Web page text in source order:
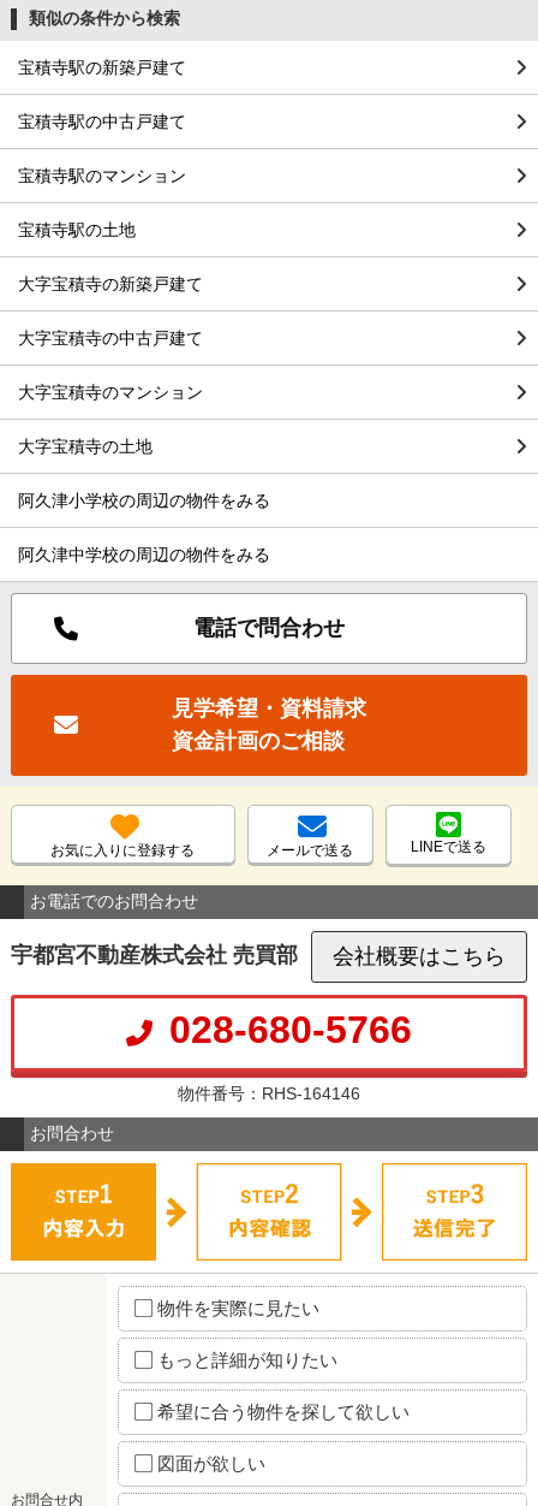
類似の条件から検索
宝積寺駅の新築戸建て
宝積寺駅の中古戸建て
宝積寺駅のマンション
宝積寺駅の土地
大字宝積寺の新築戸建て
大字宝積寺の中古戸建て
大字宝積寺のマンション
大字宝積寺の土地
阿久津小学校の周辺の物件をみる
阿久津中学校の周辺の物件をみる
電話で問合わせ
見学希望・資料請求
資金計画のご相談
お気に入りに登録する メールで送る LINEで送る
お電話でのお問合わせ
宇都宮不動産株式会社 売買部 会社概要はこちら
028-680-5766
物件番号：RHS-164146
お問合わせ
お問合せ内
物件を実際に見たい
もっと詳細が知りたい
希望に合う物件を探して欲しい
図面が欲しい